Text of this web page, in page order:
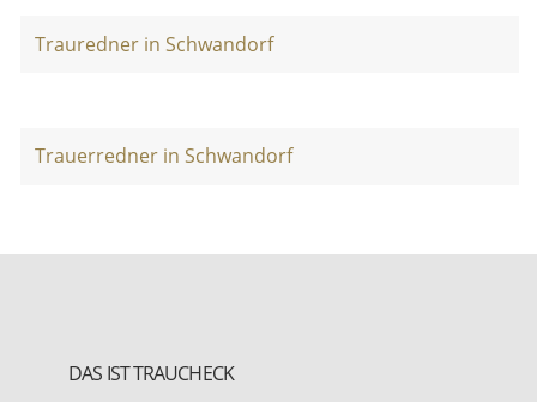
Trauredner in Schwandorf
Trauerredner in Schwandorf
DAS IST TRAUCHECK